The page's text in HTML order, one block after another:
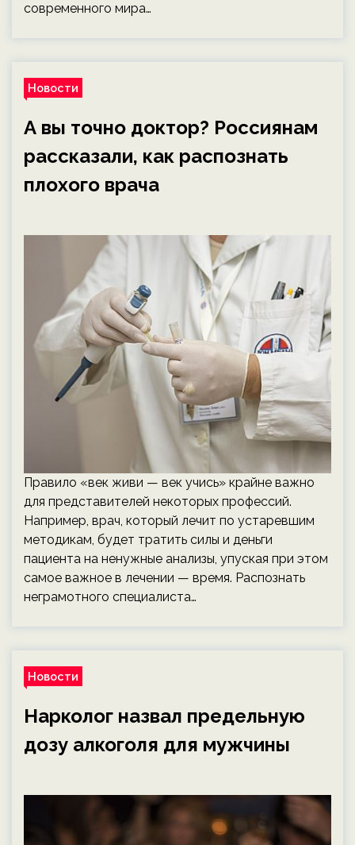
современного мира…
Новости
А вы точно доктор? Россиянам
рассказали, как распознать
плохого врача
Правило «век живи — век учись» крайне важно
для представителей некоторых профессий.
Например, врач, который лечит по устаревшим
методикам, будет тратить силы и деньги
пациента на ненужные анализы, упуская при этом
самое важное в лечении — время. Распознать
неграмотного специалиста…
Новости
Нарколог назвал предельную
дозу алкоголя для мужчины